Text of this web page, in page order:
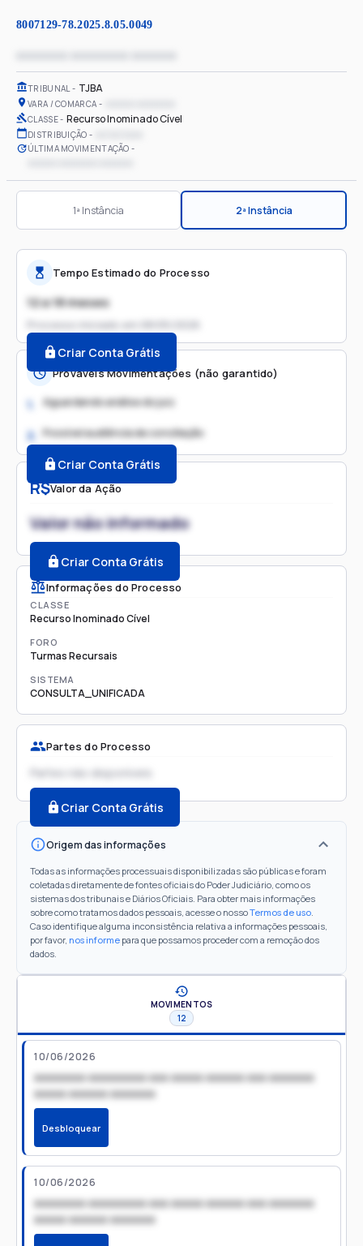
8007129-78.2025.8.05.0049
TRIBUNAL TJBA
VARA / COMARCA
CLASSE Recurso Inominado Cível
DISTRIBUIÇÃO
ÚLTIMA MOVIMENTAÇÃO
1ª Instância 2ª Instância
R$Valor da Ação
Valor não informado
Criar Conta Grátis
Informações do Processo
CLASSE
Recurso Inominado Cível
FORO
Turmas Recursais
SISTEMA
CONSULTA_UNIFICADA
Partes do Processo
Partes não disponíveis
Criar Conta Grátis
Origem das informações
Todas as informações processuais disponibilizadas são públicas e foram
coletadas diretamente de fontes oficiais do Poder Judiciário, como os
sistemas dos tribunais e Diários Oficiais. Para obter mais informações
sobre como tratamos dados pessoais, acesse o nossoTermos de uso.
Caso identifique alguma inconsistência relativa a informações pessoais,
por favor, nos informe para que possamos proceder com a remoção dos
dados.
Tempo Estimado do Processo
12 a 18 meses
Processo iniciado em
Criar Conta Grátis
Prováveis Movimentações (não garantido)
1. Aguardando análise do juiz
2. Possível audiência de conciliação
Criar Conta Grátis
MOVIMENTOS
12
10/06/2026
xxxxxxxx xxxxxxxxx xxx xxxxx xxxxxx xxx xxxxxxx
xxxxx xxxxxx xxxxxxx
Desbloquear
10/06/2026
xxxxxxxx xxxxxxxxx xxx xxxxx xxxxxx xxx xxxxxxx
xxxxx xxxxxx xxxxxxx